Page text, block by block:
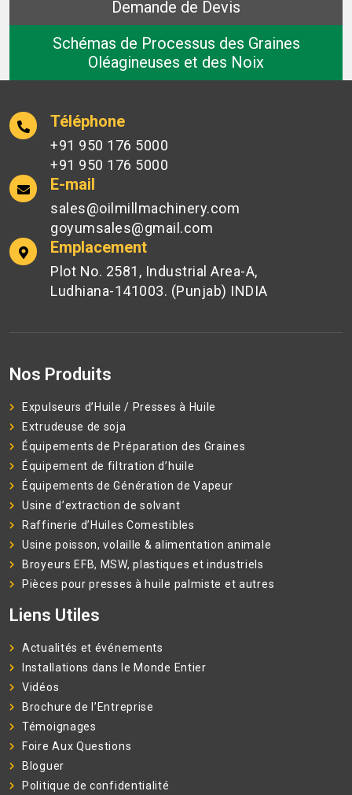
Demande de Devis
Schémas de Processus des Graines
Oléagineuses et des Noix
Téléphone
+91 950 176 5000
+91 950 176 5000
E-mail
sales@oilmillmachinery.com
goyumsales@gmail.com
Emplacement
Plot No. 2581, Industrial Area-A,
Ludhiana-141003. (Punjab) INDIA
Nos Produits
Expulseurs d’Huile / Presses à Huile
Extrudeuse de soja
Équipements de Préparation des Graines
Équipement de filtration d’huile
Équipements de Génération de Vapeur
Usine d’extraction de solvant
Raffinerie d’Huiles Comestibles
Usine poisson, volaille & alimentation animale
Broyeurs EFB, MSW, plastiques et industriels
Pièces pour presses à huile palmiste et autres
Liens Utiles
Actualités et événements
Installations dans le Monde Entier
Vidéos
Brochure de l’Entreprise
Témoignages
Foire Aux Questions
Bloguer
Politique de confidentialité